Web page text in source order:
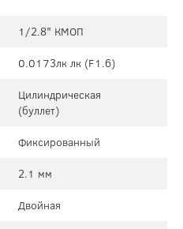
1/2.8" КМОП
0.0173лк лк (F1.6)
Цилиндрическая
(буллет)
Фиксированный
2.1 мм
Двойная